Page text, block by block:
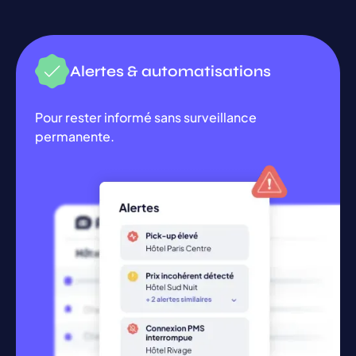
Alertes & automatisations
Pour rester informé sans surveillance
permanente.